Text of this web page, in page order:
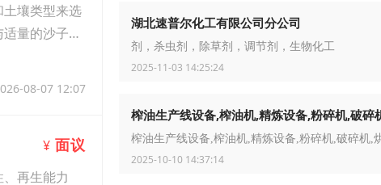
壤类型来选
量的沙子或
08-07 12:07
¥ 面议
再生能力
湖北速普尔化工有限公司分公司
剂，杀虫剂，除草剂，调节剂，生物化工
2025-11-03 14:25:24
榨油生产线设备,榨油机,精炼设备,粉碎机,破碎
榨油生产线设备,榨油机,精炼设备,粉碎机,破碎机,
2025-10-10 14:37:14